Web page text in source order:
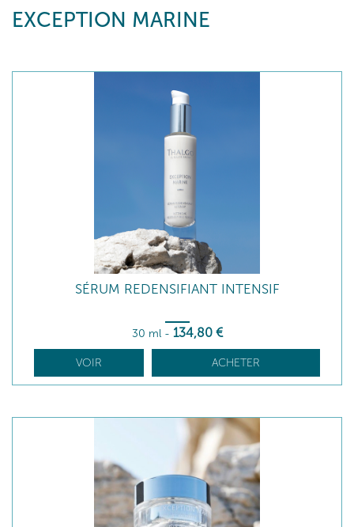
EXCEPTION MARINE
SÉRUM REDENSIFIANT INTENSIF
30 ml - 134,80 €
VOIR ACHETER